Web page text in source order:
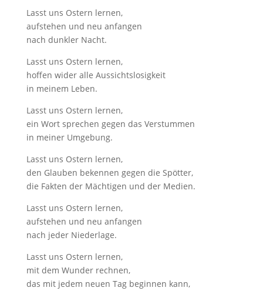
Lasst uns Ostern lernen,
aufstehen und neu anfangen
nach dunkler Nacht.
Lasst uns Ostern lernen,
hoffen wider alle Aussichtslosigkeit
in meinem Leben.
Lasst uns Ostern lernen,
ein Wort sprechen gegen das Verstummen
in meiner Umgebung.
Lasst uns Ostern lernen,
den Glauben bekennen gegen die Spötter,
die Fakten der Mächtigen und der Medien.
Lasst uns Ostern lernen,
aufstehen und neu anfangen
nach jeder Niederlage.
Lasst uns Ostern lernen,
mit dem Wunder rechnen,
das mit jedem neuen Tag beginnen kann,